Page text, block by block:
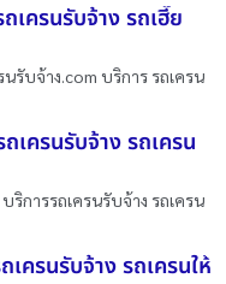
เครนรับจ้าง รถเฮี๊ย
รับจ้าง.com บริการ รถเครน
เครนรับจ้าง รถเครน
ริการรถเครนรับจ้าง รถเครน
เครนรับจ้าง รถเครนให้